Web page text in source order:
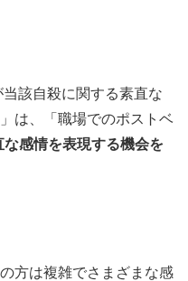
該自殺に関する素直な
は、「職場でのポストベ
な感情を表現する機会を
方は複雑でさまざまな感